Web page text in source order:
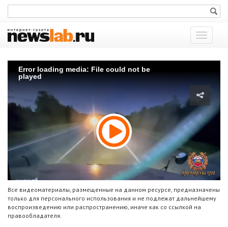
Показать
меню
Error loading media: File could not be
played
Все видеоматериалы, размещенные на данном ресурсе, предназначены
только для персонального использования и не подлежат дальнейшему
воспроизведению или распространению, иначе как со ссылкой на
правообладателя.